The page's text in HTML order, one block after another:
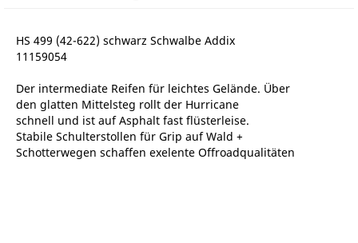
HS 499 (42-622) schwarz Schwalbe Addix
11159054
Der intermediate Reifen für leichtes Gelände. Über
den glatten Mittelsteg rollt der Hurricane
schnell und ist auf Asphalt fast flüsterleise.
Stabile Schulterstollen für Grip auf Wald +
Schotterwegen schaffen exelente Offroadqualitäten